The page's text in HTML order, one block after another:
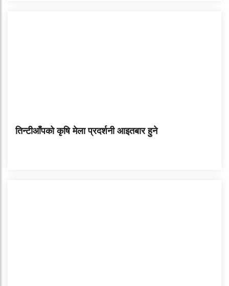
तिन्टीआँपको कृषि मेला प्रदर्शनी आइतबार हुने